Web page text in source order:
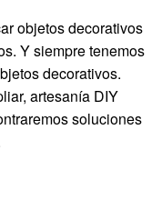
objetos decorativos
Y siempre tenemos
decorativos.
artesanía DIY
soluciones